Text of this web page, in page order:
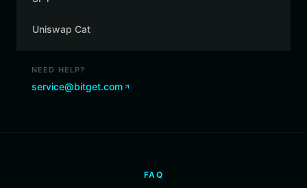
Uniswap Cat
NEED HELP?
service@bitget.com
FAQ